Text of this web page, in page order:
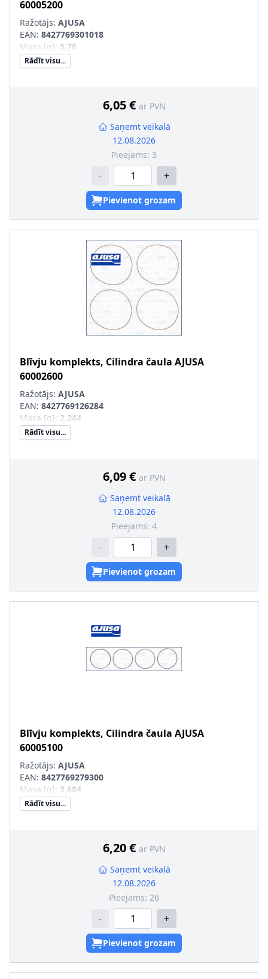
60005200
Ražotājs: AJUSA
EAN: 8427769301018
Masa [g]: 5,76
Rādīt visu...
6,05 € ar PVN
Saņemt veikalā
12.08.2026
Pieejams: 3
- +
Pievienot grozam
Blīvju komplekts, Cilindra čaula AJUSA
60002600
Ražotājs: AJUSA
EAN: 8427769126284
Masa [g]: 2,244
Rādīt visu...
6,09 € ar PVN
Saņemt veikalā
12.08.2026
Pieejams: 4
- +
Pievienot grozam
Blīvju komplekts, Cilindra čaula AJUSA
60005100
Ražotājs: AJUSA
EAN: 8427769279300
Masa [g]: 3,684
Rādīt visu...
6,20 € ar PVN
Saņemt veikalā
12.08.2026
Pieejams: 26
- +
Pievienot grozam